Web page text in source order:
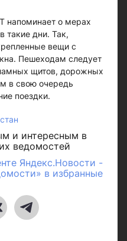
напоминает о мерах
такие дни. Так,
вещи с
Пешеходам следует
щитов, дорожных
в свою очередь
поездки.
и интересным в
ведомостей
Яндекс.Новости -
в избранные